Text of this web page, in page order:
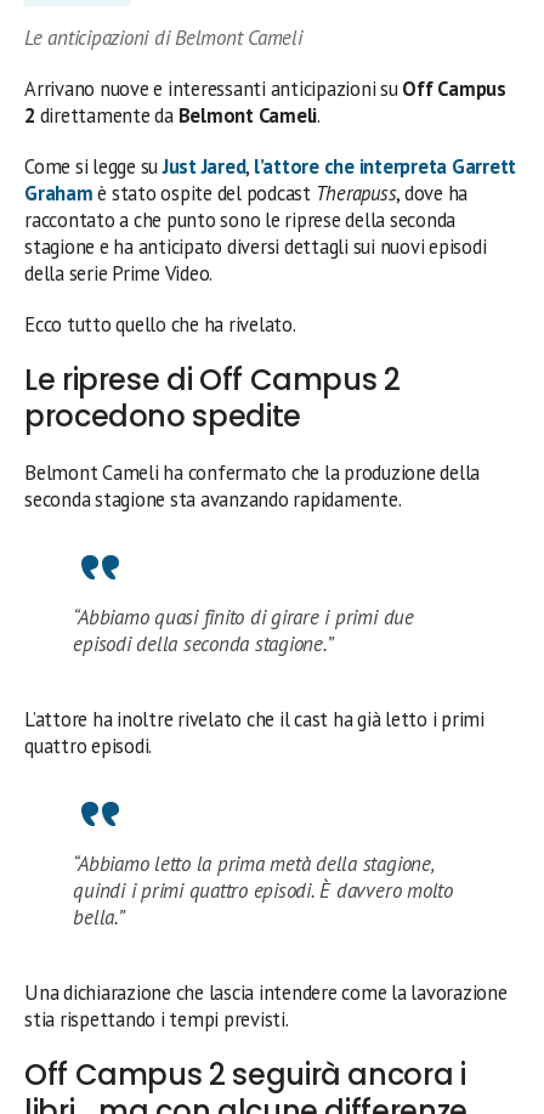
Le anticipazioni di Belmont Cameli
Arrivano nuove e interessanti anticipazioni suOff Campus
2 direttamente da Belmont Cameli.
Come si legge suJust Jared, l’attore che interpreta Garrett
Grahamè stato ospite del podcast Therapuss, dove ha
raccontato a che punto sono le riprese della seconda
stagione e ha anticipato diversi dettagli sui nuovi episodi
della serie Prime Video.
Ecco tutto quello che ha rivelato.
Le riprese di Off Campus 2
procedono spedite
Belmont Cameli ha confermato che la produzione della
seconda stagione sta avanzando rapidamente.
“Abbiamo quasi finito di girare i primi due
episodi della seconda stagione.”
L’attore ha inoltre rivelato che il cast ha già letto i primi
quattro episodi.
“Abbiamo letto la prima metà della stagione,
quindi i primi quattro episodi. È davvero molto
bella.”
Una dichiarazione che lascia intendere come la lavorazione
stia rispettando i tempi previsti.
Off Campus 2 seguirà ancora i